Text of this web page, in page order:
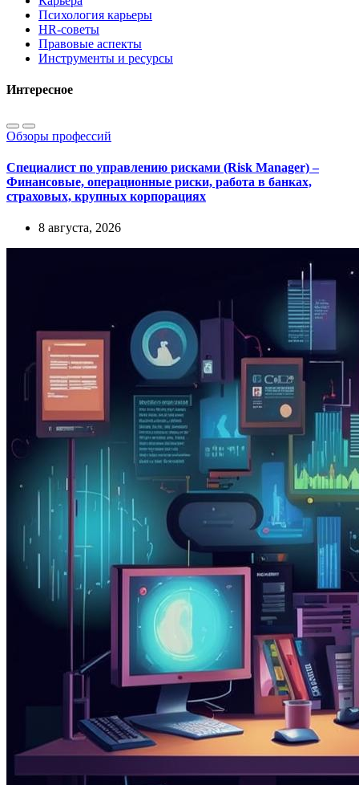
Психология карьеры
HR-советы
Правовые аспекты
Инструменты и ресурсы
Интересное
Обзоры профессий
Специалист по управлению рисками (Risk Manager) –
Финансовые, операционные риски, работа в банках,
страховых, крупных корпорациях
8 августа, 2026